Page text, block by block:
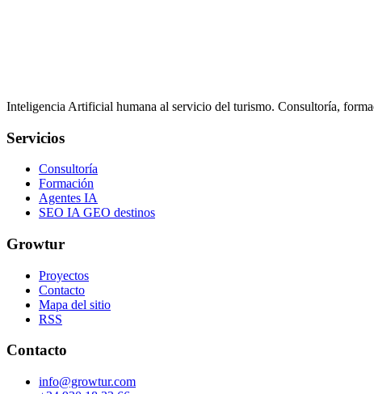
Inteligencia Artificial humana al servicio del turismo. Consultoría,
Servicios
Consultoría
Formación
Agentes IA
SEO IA GEO destinos
Growtur
Proyectos
Contacto
Mapa del sitio
RSS
Contacto
info@growtur.com